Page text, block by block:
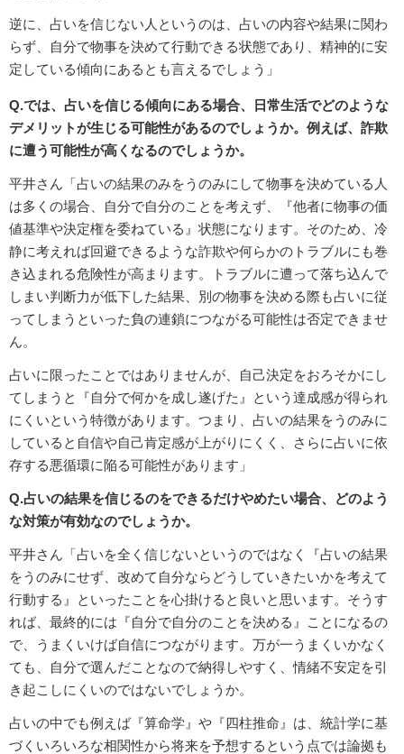
逆に、占いを信じない人というのは、占いの内容や結果に関わ
らず、自分で物事を決めて行動できる状態であり、精神的に安
定している傾向にあるとも言えるでしょう」
Q.では、占いを信じる傾向にある場合、日常生活でどのような
デメリットが生じる可能性があるのでしょうか。例えば、詐欺
に遭う可能性が高くなるのでしょうか。
平井さん「占いの結果のみをうのみにして物事を決めている人
は多くの場合、自分で自分のことを考えず、『他者に物事の価
値基準や決定権を委ねている』状態になります。そのため、冷
静に考えれば回避できるような詐欺や何らかのトラブルにも巻
き込まれる危険性が高まります。トラブルに遭って落ち込んで
しまい判断力が低下した結果、別の物事を決める際も占いに従
ってしまうといった負の連鎖につながる可能性は否定できませ
ん。
占いに限ったことではありませんが、自己決定をおろそかにし
てしまうと『自分で何かを成し遂げた』という達成感が得られ
にくいという特徴があります。つまり、占いの結果をうのみに
していると自信や自己肯定感が上がりにくく、さらに占いに依
存する悪循環に陥る可能性があります」
Q.占いの結果を信じるのをできるだけやめたい場合、どのよう
な対策が有効なのでしょうか。
平井さん「占いを全く信じないというのではなく『占いの結果
をうのみにせず、改めて自分ならどうしていきたいかを考えて
行動する』といったことを心掛けると良いと思います。そうす
れば、最終的には『自分で自分のことを決める』ことになるの
で、うまくいけば自信につながります。万が一うまくいかなく
ても、自分で選んだことなので納得しやすく、情緒不安定を引
き起こしにくいのではないでしょうか。
占いの中でも例えば『算命学』や『四柱推命』は、統計学に基
づくいろいろな相関性から将来を予想するという点では論拠も